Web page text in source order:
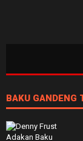
BAKU GANDENG